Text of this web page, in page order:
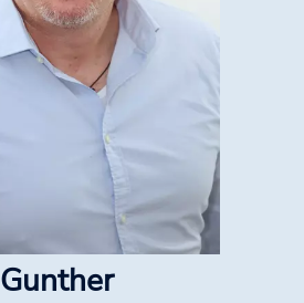
Gunther